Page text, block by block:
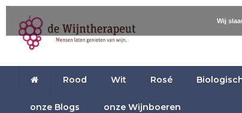
Rood Wit Rosé
onze Blogs onze Wijnboeren
Wij